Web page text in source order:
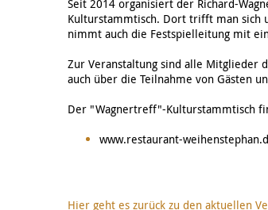
Seit 2014 organisiert der Richard-
Kulturstammtisch. Dort trifft man sich
nimmt auch die Festspielleitung mit
Zur Veranstaltung sind alle Mitglieder
auch über die Teilnahme von Gästen
Der "Wagnertreff"-Kulturstammtisch
www.restaurant-
Hier geht es zurück zu den aktuellen